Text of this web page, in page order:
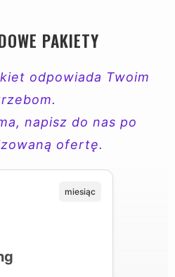
PAKIETY
odpowiada Twoim
napisz do nas po
ofertę.
miesiąc